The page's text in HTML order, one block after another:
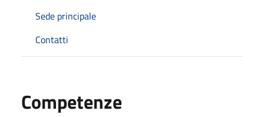
Sede principale
Contatti
Competenze